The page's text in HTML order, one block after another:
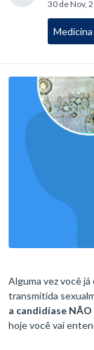
30 de Nov,
Medicina
Alguma vez você
transmitida
a candidíase
hoje você vai